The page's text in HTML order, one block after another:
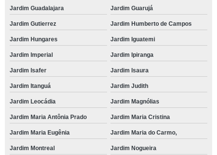
Jardim Guadalajara Jardim Guarujá
Jardim Gutierrez Jardim Humberto de Campos
Jardim Hungares Jardim Iguatemi
Jardim Imperial Jardim Ipiranga
Jardim Isafer Jardim Isaura
Jardim Itanguá Jardim Judith
Jardim Leocádia Jardim Magnólias
Jardim Maria Antônia Prado Jardim Maria Cristina
Jardim Maria Eugênia Jardim Maria do Carmo,
Jardim Montreal Jardim Nogueira